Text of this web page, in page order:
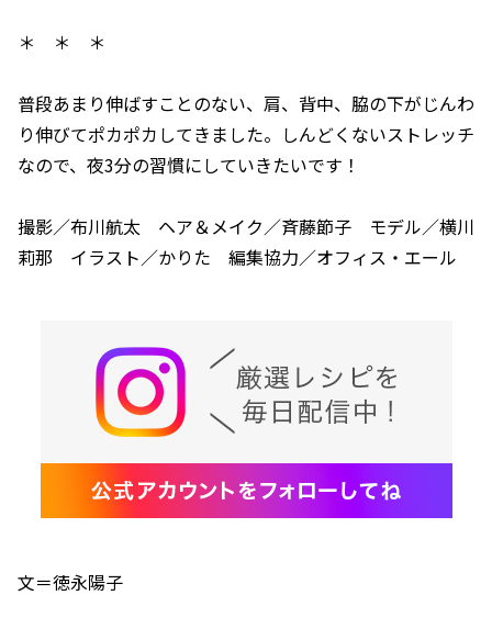
＊ ＊ ＊
普段あまり伸ばすことのない、肩、背中、脇の下がじんわ
り伸びてポカポカしてきました。しんどくないストレッチ
なので、夜3分の習慣にしていきたいです！
撮影／布川航太 ヘア＆メイク／斉藤節子 モデル／横川
莉那 イラスト／かりた 編集協力／オフィス・エール
文＝徳永陽子